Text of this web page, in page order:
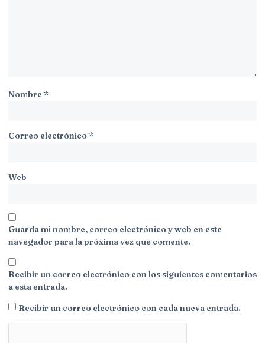
Nombre*
Correo electrónico*
Web
Guarda mi nombre, correo electrónico y web en este
navegador para la próxima vez que comente.
Recibir un correo electrónico con los siguientes comentarios
a esta entrada.
Recibir un correo electrónico con cada nueva entrada.